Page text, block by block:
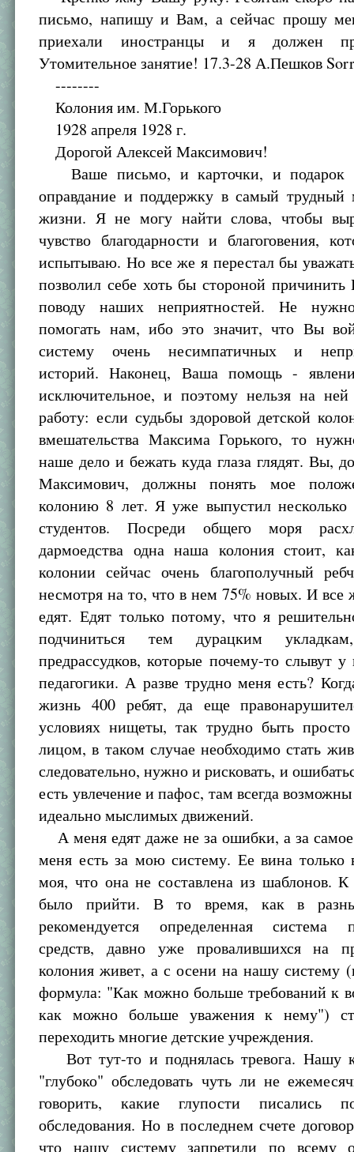
письмо, напишу и Вам, а сейчас прошу
приехали иностранцы и я должен
Утомительное занятие! 17.3-28 А.Пешков
--------
Колония им. М.Горького
1928 апреля 1928 г.
Дорогой Алексей Максимович!
Ваше письмо, и карточки, и подарок
оправдание и поддержку в самый
жизни. Я не могу найти слова, чтобы
чувство благодарности и благоговения,
испытываю. Но все же я перестал бы
позволил себе хоть бы стороной
поводу наших неприятностей. Не
помогать нам, ибо это значит, что Вы
систему очень несимпатичных и
историй. Наконец, Ваша помощь -
исключительное, и поэтому нельзя на
работу: если судьбы здоровой детской
вмешательства Максима Горького, то
наше дело и бежать куда глаза глядят. Вы,
Максимович, должны понять мое
колонию 8 лет. Я уже выпустил несколько
студентов. Посреди общего моря
дармоедства одна наша колония стоит,
колонии сейчас очень благополучный
несмотря на то, что в нем 75% новых. И все
едят. Едят только потому, что я
подчиниться тем дурацким
предрассудков, которые почему-то слывут
педагогики. А разве трудно меня есть?
жизнь 400 ребят, да еще
условиях нищеты, так трудно быть
лицом, в таком случае необходимо стать
следовательно, нужно и рисковать, и
есть увлечение и пафос, там всегда
идеально мыслимых движений.
А меня едят даже не за ошибки, а за самое
меня есть за мою систему. Ее вина только
моя, что она не составлена из шаблонов.
было прийти. В то время, как в
рекомендуется определенная система
средств, давно уже провалившихся на
колония живет, а с осени на нашу систему
формула: "Как можно больше требований к
как можно больше уважения к нему")
переходить многие детские учреждения.
Вот тут-то и поднялась тревога. Нашу
"глубоко" обследовать чуть ли не
говорить, какие глупости писались
обследования. Но в последнем счете
что нашу систему запретили по всему